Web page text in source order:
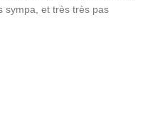
sympa, et très très pas